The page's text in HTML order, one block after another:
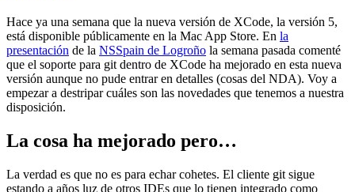
Hace ya una semana que la nueva versión de XCode, la versión 5,
está disponible públicamente en la Mac App Store. En la
presentación de la NSSpain de Logroño la semana pasada comenté
que el soporte para git dentro de XCode ha mejorado en esta nueva
versión aunque no pude entrar en detalles (cosas del NDA). Voy a
empezar a destripar cuáles son las novedades que tenemos a nuestra
disposición.
La cosa ha mejorado pero…
La verdad es que no es para echar cohetes. El cliente git sigue
estando a años luz de otros IDEs que lo tienen integrado como